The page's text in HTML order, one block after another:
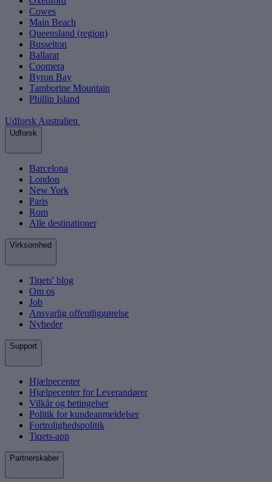
Cowes
Main Beach
Queensland (region)
Busselton
Ballarat
Coomera
Byron Bay
Tamborine Mountain
Phillip Island
Udforsk Australien
Udforsk
Barcelona
London
New York
Paris
Rom
Alle destinationer
Virksomhed
Tiqets' blog
Om os
Job
Ansvarlig offentliggørelse
Nyheder
Support
Hjælpecenter
Hjælpecenter for Leverandører
Vilkår og betingelser
Politik for kundeanmeldelser
Fortrolighedspolitik
Tiqets-app
Partnerskaber